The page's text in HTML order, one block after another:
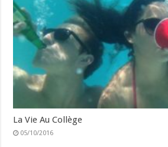
La Vie Au Collège
05/10/2016